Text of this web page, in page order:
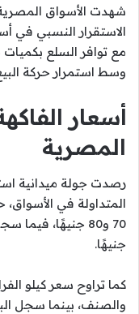
الاستقرار النسبي في
مع توافر السلع
وسط استمرار حركة
أسعار
المصرية
رصدت جولة ميدانية
المتداولة في الأسواق،
جنيهًا.